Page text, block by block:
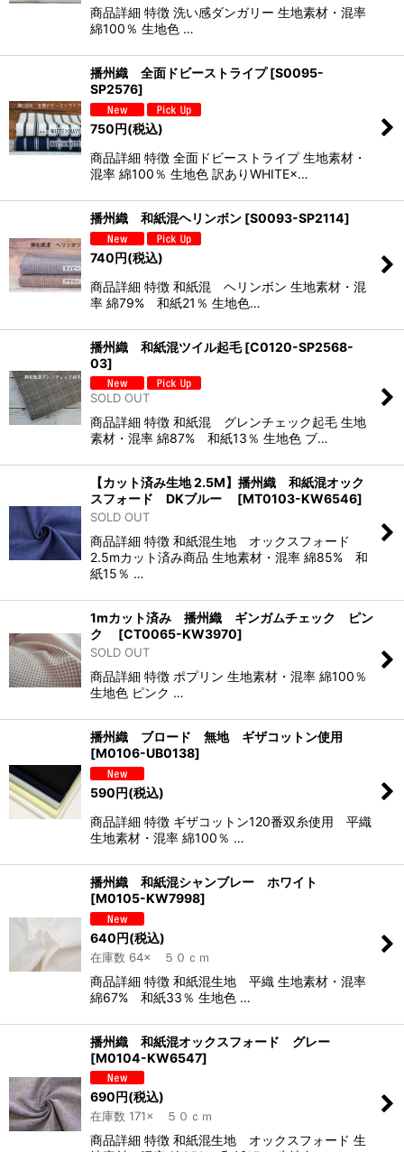
商品詳細 特徴 洗い感ダンガリー 生地素材・混率
綿100％ 生地色 …
播州織 全面ドビーストライプ [S0095-
SP2576]
750円(税込)
商品詳細 特徴 全面ドビーストライプ 生地素材・
混率 綿100％ 生地色 訳ありWHITE×…
播州織 和紙混ヘリンボン [S0093-SP2114]
740円(税込)
商品詳細 特徴 和紙混 ヘリンボン 生地素材・混
率 綿79% 和紙21％ 生地色…
播州織 和紙混ツイル起毛 [C0120-SP2568-
03]
SOLD OUT
商品詳細 特徴 和紙混 グレンチェック起毛 生地
素材・混率 綿87% 和紙13％ 生地色 ブ…
【カット済み生地 2.5M】播州織 和紙混オック
スフォード DKブルー
[MT0103-KW6546]
SOLD OUT
商品詳細 特徴 和紙混生地 オックスフォード
2.5mカット済み商品 生地素材・混率 綿85% 和
紙15％ …
1mカット済み 播州織 ギンガムチェック ピン
ク
[CT0065-KW3970]
SOLD OUT
商品詳細 特徴 ポプリン 生地素材・混率 綿100％
生地色 ピンク …
播州織 ブロード 無地 ギザコットン使用
[M0106-UB0138]
590円(税込)
商品詳細 特徴 ギザコットン120番双糸使用 平織
生地素材・混率 綿100％ …
播州織 和紙混シャンブレー ホワイト
[M0105-KW7998]
640円(税込)
在庫数 64× ５０ｃｍ
商品詳細 特徴 和紙混生地 平織 生地素材・混率
綿67% 和紙33％ 生地色 …
播州織 和紙混オックスフォード グレー
[M0104-KW6547]
690円(税込)
在庫数 171× ５０ｃｍ
商品詳細 特徴 和紙混生地 オックスフォード 生